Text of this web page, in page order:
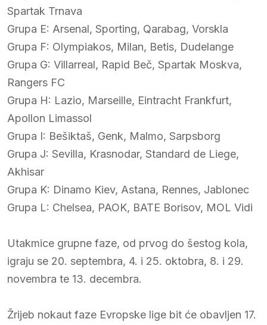
Spartak Trnava
Grupa E: Arsenal, Sporting, Qarabag, Vorskla
Grupa F: Olympiakos, Milan, Betis, Dudelange
Grupa G: Villarreal, Rapid Beč, Spartak Moskva,
Rangers FC
Grupa H: Lazio, Marseille, Eintracht Frankfurt,
Apollon Limassol
Grupa I: Bešiktaš, Genk, Malmo, Sarpsborg
Grupa J: Sevilla, Krasnodar, Standard de Liege,
Akhisar
Grupa K: Dinamo Kiev, Astana, Rennes, Jablonec
Grupa L: Chelsea, PAOK, BATE Borisov, MOL Vidi
Utakmice grupne faze, od prvog do šestog kola,
igraju se 20. septembra, 4. i 25. oktobra, 8. i 29.
novembra te 13. decembra.
Žrijeb nokaut faze Evropske lige bit će obavljen 17.